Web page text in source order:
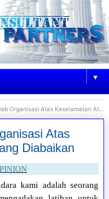
▼
Atas Keselamatan Atlet yang Diabaikan
Atas
Diabaikan
kami adalah seorang